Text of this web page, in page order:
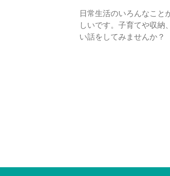
日常生活のいろんなこと
しいです。子育てや収納
い話をしてみませんか？